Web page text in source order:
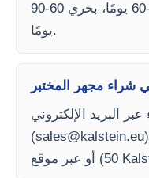
60 يومًا. غير متوفر: جوي 30-60 يومًا، بحري 60-90
يومًا.
البريد الإلكتروني
(sales@kalstein.eu70 39 26